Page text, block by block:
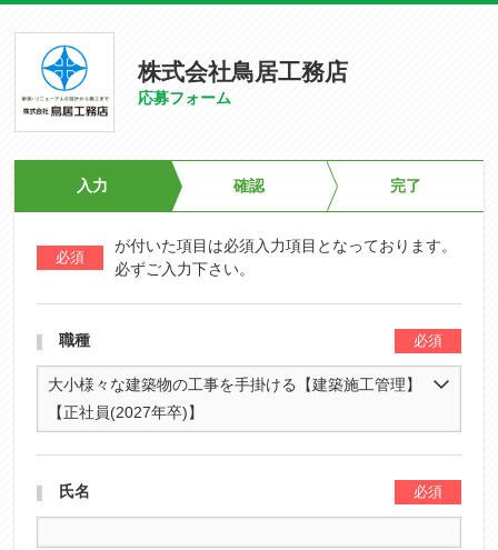
株式会社鳥居工務店
応募フォーム
入力 確認 完了
が付いた項目は必須入力項目となっております。
必ずご入力下さい。
職種
大小様々な建築物の工事を手掛ける【建築施工管理】
【正社員(2027年卒)】
氏名